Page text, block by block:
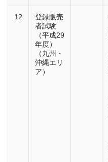
12
登録販売
者試験
（平成29
年度）
（九州・
沖縄エリ
ア）